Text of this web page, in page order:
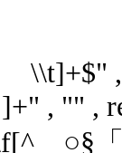
\\t]+$" ,
, "" ,
○§